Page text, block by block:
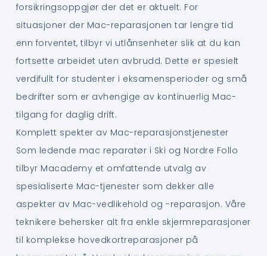
forsikringsoppgjør der det er aktuelt. For
situasjoner der Mac-reparasjonen tar lengre tid
enn forventet, tilbyr vi utlånsenheter slik at du kan
fortsette arbeidet uten avbrudd. Dette er spesielt
verdifullt for studenter i eksamensperioder og små
bedrifter som er avhengige av kontinuerlig Mac-
tilgang for daglig drift.
Komplett spekter av Mac-reparasjonstjenester
Som ledende mac reparatør i Ski og Nordre Follo
tilbyr Macademy et omfattende utvalg av
spesialiserte Mac-tjenester som dekker alle
aspekter av Mac-vedlikehold og -reparasjon. Våre
teknikere behersker alt fra enkle skjermreparasjoner
til komplekse hovedkortreparasjoner på